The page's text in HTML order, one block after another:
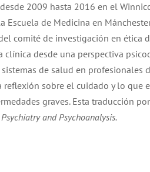
2009 hasta 2016 en el
Escuela de Medicina en
comité de investigación en ética
desde una perspectiva
de salud en profesionales
sobre el cuidado y lo que
graves. Esta traducción
and Psychoanalysis.